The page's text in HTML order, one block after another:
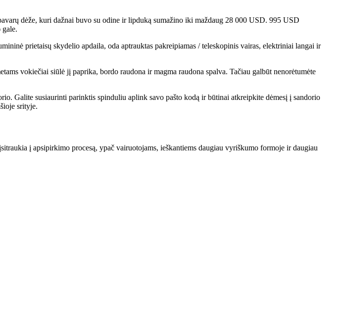
dėže, kuri dažnai buvo su odine ir lipduką sumažino iki maždaug 28 000 USD. 995 USD
prietaisų skydelio apdaila, oda aptrauktas pakreipiamas / teleskopinis vairas, elektriniai langai ir
vokiečiai siūlė jį paprika, bordo raudona ir magma raudona spalva. Tačiau galbūt nenorėtumėte
Galite susiaurinti parinktis spinduliu aplink savo pašto kodą ir būtinai atkreipkite dėmesį į sandorio
srityje.
į apsipirkimo procesą, ypač vairuotojams, ieškantiems daugiau vyriškumo formoje ir daugiau